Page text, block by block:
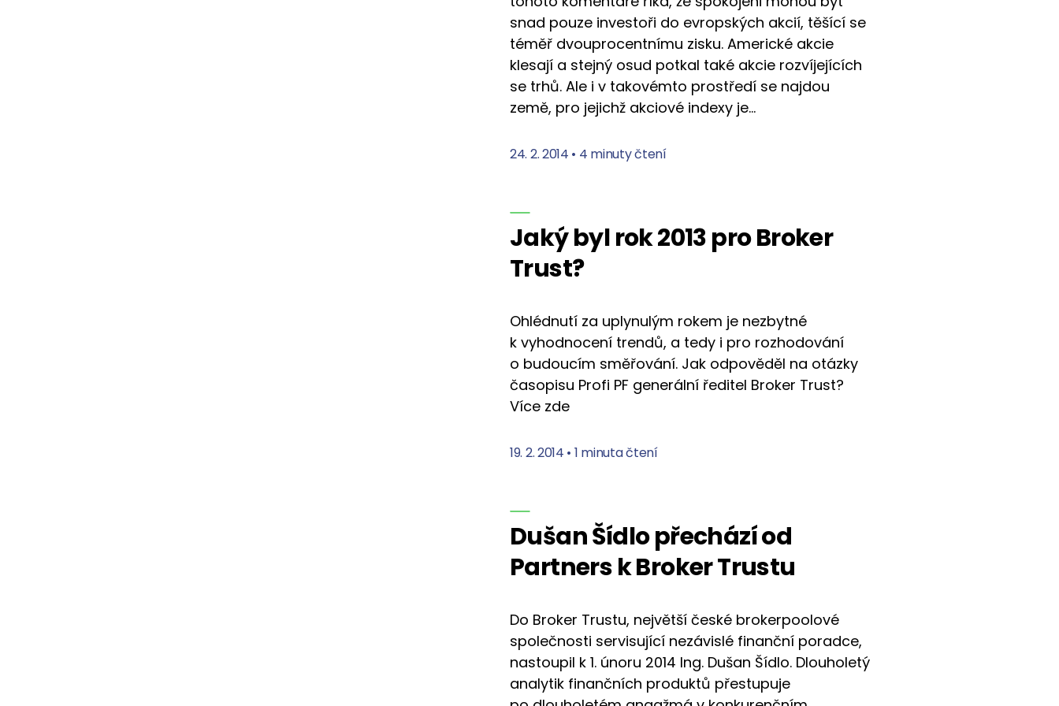
snad pouze investoři do evropských akcií, těšící se
téměř dvouprocentnímu zisku. Americké akcie
klesají a stejný osud potkal také akcie rozvíjejících
se trhů. Ale i v takovémto prostředí se najdou
země, pro jejichž akciové indexy je…
24. 2. 2014 • 4 minuty čtení
Jaký byl rok 2013 pro Broker
Trust?
Ohlédnutí za uplynulým rokem je nezbytné
k vyhodnocení trendů, a tedy i pro rozhodování
o budoucím směřování. Jak odpověděl na otázky
časopisu Profi PF generální ředitel Broker Trust?
Více zde
19. 2. 2014 • 1 minuta čtení
Dušan Šídlo přechází od
Partners k Broker Trustu
Do Broker Trustu, největší české brokerpoolové
společnosti servisující nezávislé finanční poradce,
nastoupil k 1. únoru 2014 Ing. Dušan Šídlo. Dlouholetý
analytik finančních produktů přestupuje